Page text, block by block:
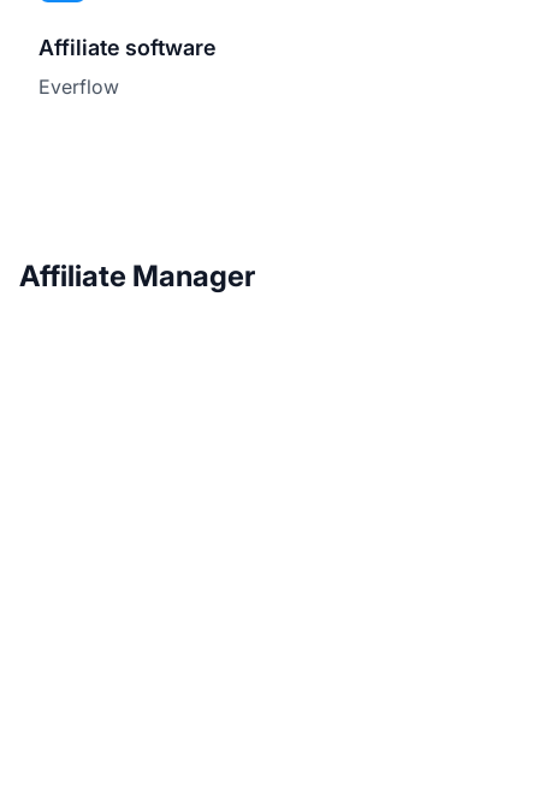
Affiliate software
Everflow
Affiliate Manager